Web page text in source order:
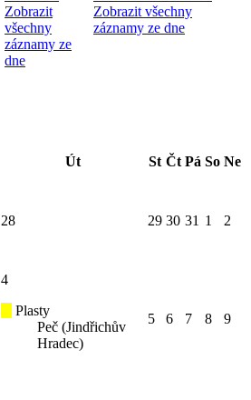
Zobrazit
všechny
záznamy ze
dne
Zobrazit všechny
záznamy ze dne
Út St Čt Pá So Ne
28 29 30 31 1 2
4
Plasty
Peč (Jindřichův
Hradec)
5 6 7 8 9